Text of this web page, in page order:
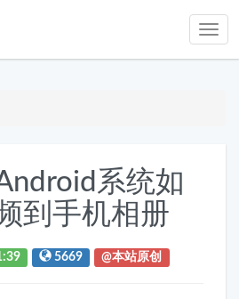
系统如
到手机相册
5669 @本站原创